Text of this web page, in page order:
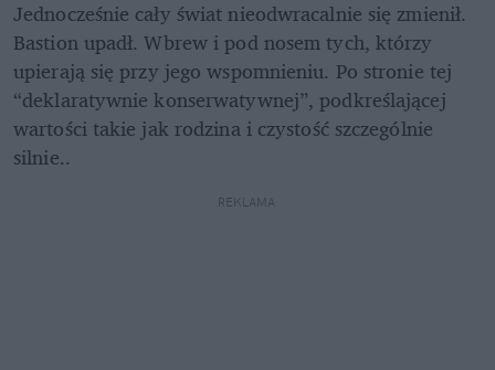
Jednocześnie cały świat nieodwracalnie się zmienił.
Bastion upadł. Wbrew i pod nosem tych, którzy
upierają się przy jego wspomnieniu. Po stronie tej
“deklaratywnie konserwatywnej”, podkreślającej
wartości takie jak rodzina i czystość szczególnie
silnie..
REKLAMA